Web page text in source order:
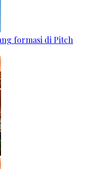
formasi di Pitch